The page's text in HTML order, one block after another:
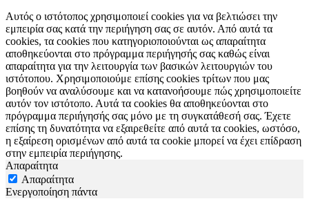
Αυτός ο ιστότοπος χρησιμοποιεί cookies για να βελτιώσει την
εμπειρία σας κατά την περιήγηση σας σε αυτόν. Από αυτά τα
cookies, τα cookies που κατηγοριοποιούνται ως απαραίτητα
αποθηκεύονται στο πρόγραμμα περιήγησής σας καθώς είναι
απαραίτητα για την λειτουργία των βασικών λειτουργιών του
ιστότοπου. Χρησιμοποιούμε επίσης cookies τρίτων που μας
βοηθούν να αναλύσουμε και να κατανοήσουμε πώς χρησιμοποιείτε
αυτόν τον ιστότοπο. Αυτά τα cookies θα αποθηκεύονται στο
πρόγραμμα περιήγησής σας μόνο με τη συγκατάθεσή σας. Έχετε
επίσης τη δυνατότητα να εξαιρεθείτε από αυτά τα cookies, ωστόσο,
η εξαίρεση ορισμένων από αυτά τα cookie μπορεί να έχει επίδραση
στην εμπειρία περιήγησης.
Απαραίτητα
Απαραίτητα
Ενεργοποίηση πάντα